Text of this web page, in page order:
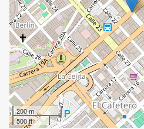
200 m
500 ft